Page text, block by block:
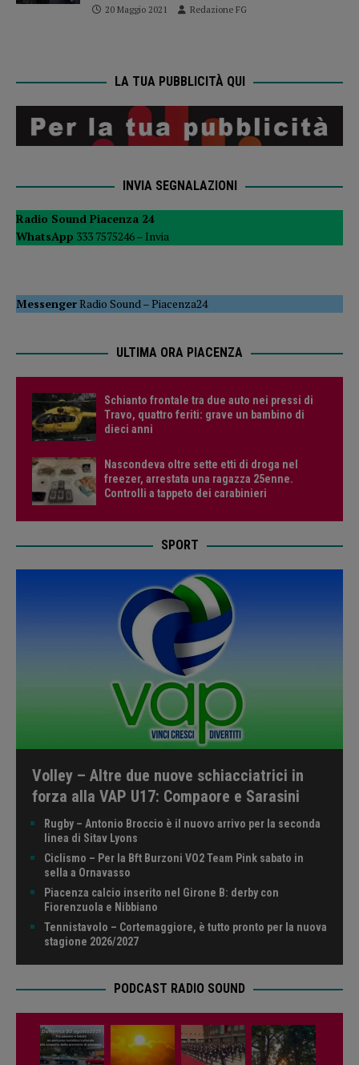
20 Maggio 2021 Redazione FG
LA TUA PUBBLICITÀ QUI
INVIA SEGNALAZIONI
Radio Sound Piacenza 24
WhatsApp 333 7575246 – Invia
MessengerRadio Sound–Piacenza24
ULTIMA ORA PIACENZA
Schianto frontale tra due auto nei pressi di
Travo, quattro feriti: grave un bambino di
dieci anni
Nascondeva oltre sette etti di droga nel
freezer, arrestata una ragazza 25enne.
Controlli a tappeto dei carabinieri
SPORT
Volley – Altre due nuove schiacciatrici in
forza alla VAP U17: Compaore e Sarasini
Rugby – Antonio Broccio è il nuovo arrivo per la seconda
linea di Sitav Lyons
Ciclismo – Per la Bft Burzoni VO2 Team Pink sabato in
sella a Ornavasso
Piacenza calcio inserito nel Girone B: derby con
Fiorenzuola e Nibbiano
Tennistavolo – Cortemaggiore, è tutto pronto per la nuova
stagione 2026/2027
PODCAST RADIO SOUND